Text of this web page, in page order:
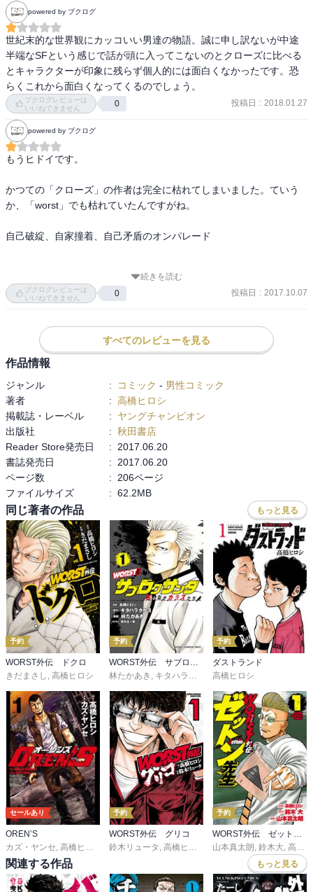
powered by ブクログ
世紀末的な世界観にカッコいい男達の物語。誠に申し訳ないが中途
半端なSFという感じで話が頭に入ってこないのとクローズに比べる
とキャラクターが印象に残らず個人的には面白くなかったです。恐
らくこれから面白くなってくるのでしょう。
ブクログレビューは
いいねできません
0 投稿日 : 2018.01.27
powered by ブクログ
もうヒドイです。
かつての「クローズ」の作者は完全に枯れてしまいました。ていう
か、「worst」でも枯れていたんですがね。
自己破綻、自家撞着、自己矛盾のオンパレード
それ以降の高橋ヒロシの書く作品は、カッコつけ、のマンガに成り
下がっています。それも書けば書くだけその「カッコつけ度」に拍
続きを読む
ブクログレビューは
いいねできません
0 投稿日 : 2017.10.07
すべてのレビューを見る
作品情報
ジャンル : コミック - 男性コミック
著者
: 高橋ヒロシ
掲載誌・レーベル
:
ヤングチャンピオン
出版社
: 秋田書店
Reader Store発売日
:
2017.06.20
書誌発売日
:
2017.06.20
ページ数
:
206ページ
ファイルサイズ
: 62.2MB
同じ著者の作品 もっと見る
予約
WORST外伝 ドクロ
きだまさし , 高橋ヒロシ
予約
WORST外伝 サブロクサンタ 名もなきカラスたち
林たかあき , キタハラタケヨ ,高橋ヒロシ
予約
ダストランド
高橋ヒロシ
セールあり
OREN’S
カズ・ヤンセ 高橋ヒロシ
予約
WORST外伝 グリコ
鈴木リュータ 高橋ヒロシ
予約
山本真太朗 鈴木大 高橋ヒロシ
関連する作品 もっと見る